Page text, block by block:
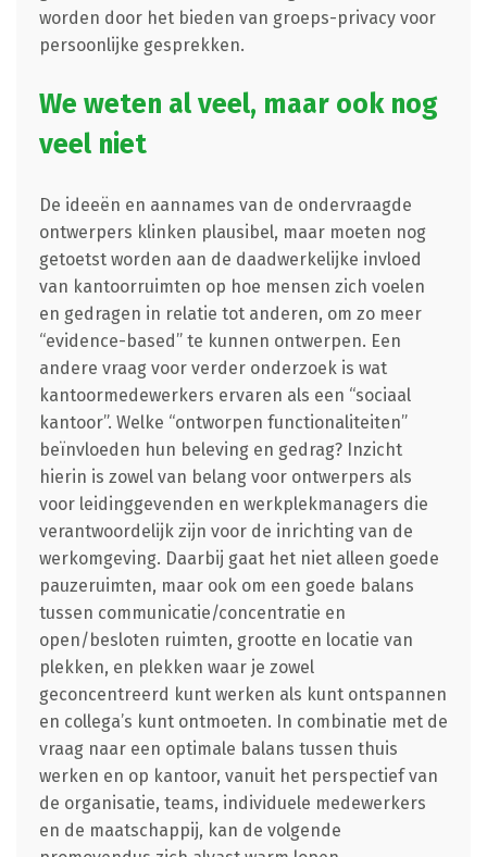
worden door het bieden van groeps-privacy voor
persoonlijke gesprekken.
We weten al veel, maar ook nog
veel niet
De ideeën en aannames van de ondervraagde
ontwerpers klinken plausibel, maar moeten nog
getoetst worden aan de daadwerkelijke invloed
van kantoorruimten op hoe mensen zich voelen
en gedragen in relatie tot anderen, om zo meer
“evidence-based” te kunnen ontwerpen. Een
andere vraag voor verder onderzoek is wat
kantoormedewerkers ervaren als een “sociaal
kantoor”. Welke “ontworpen functionaliteiten”
beïnvloeden hun beleving en gedrag? Inzicht
hierin is zowel van belang voor ontwerpers als
voor leidinggevenden en werkplekmanagers die
verantwoordelijk zijn voor de inrichting van de
werkomgeving. Daarbij gaat het niet alleen goede
pauzeruimten, maar ook om een goede balans
tussen communicatie/concentratie en
open/besloten ruimten, grootte en locatie van
plekken, en plekken waar je zowel
geconcentreerd kunt werken als kunt ontspannen
en collega’s kunt ontmoeten. In combinatie met de
vraag naar een optimale balans tussen thuis
werken en op kantoor, vanuit het perspectief van
de organisatie, teams, individuele medewerkers
en de maatschappij, kan de volgende